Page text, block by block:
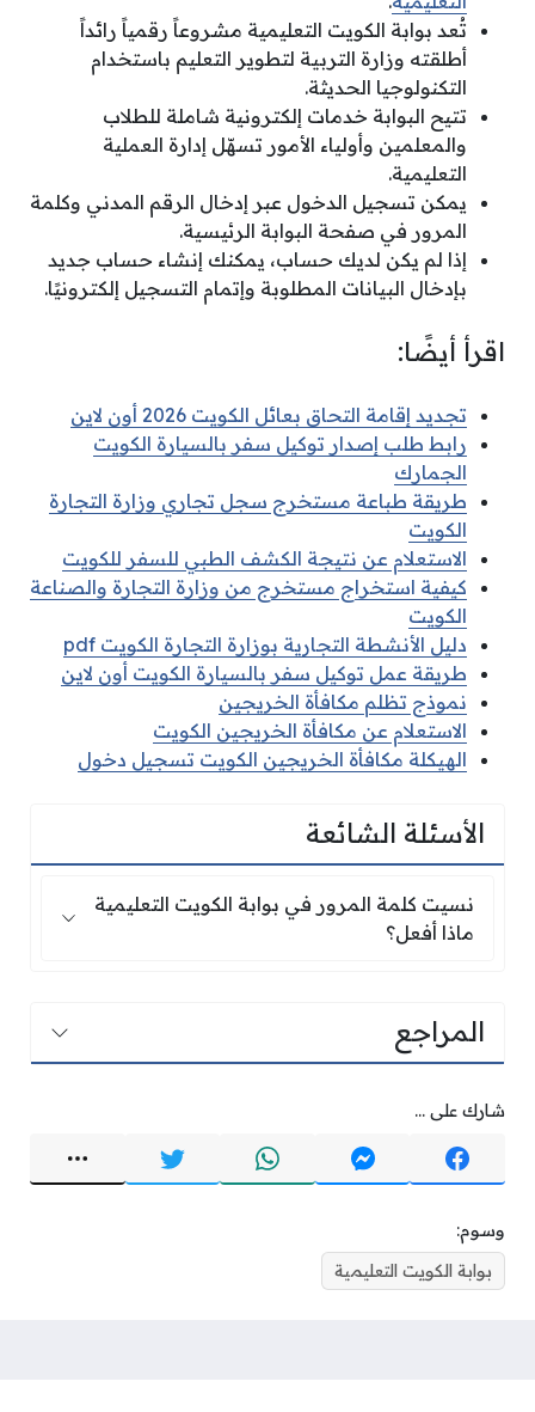
تُعد بوابة الكويت التعليمية مشروعاً رقمياً رائداً
أطلقته وزارة التربية لتطوير التعليم باستخدام
التكنولوجيا الحديثة.
تتيح البوابة خدمات إلكترونية شاملة للطلاب
والمعلمين وأولياء الأمور تسهّل إدارة العملية
التعليمية.
يمكن تسجيل الدخول عبر إدخال الرقم المدني وكلمة
المرور في صفحة البوابة الرئيسية.
إذا لم يكن لديك حساب، يمكنك إنشاء حساب جديد
بإدخال البيانات المطلوبة وإتمام التسجيل إلكترونيًا.
اقرأ أيضًا:
تجديد إقامة التحاق بعائل الكويت 2026 أون لاين
رابط طلب إصدار توكيل سفر بالسيارة الكويت
الجمارك
طريقة طباعة مستخرج سجل تجاري وزارة التجارة
الكويت
الاستعلام عن نتيجة الكشف الطبي للسفر للكويت
كيفية استخراج مستخرج من وزارة التجارة والصناعة
الكويت
دليل الأنشطة التجارية بوزارة التجارة الكويت pdf
طريقة عمل توكيل سفر بالسيارة الكويت أون لاين
نموذج تظلم مكافأة الخريجين
الاستعلام عن مكافأة الخريجين الكويت
الهيكلة مكافأة الخريجين الكويت تسجيل دخول
الأسئلة الشائعة
نسيت كلمة المرور في بوابة الكويت التعليمية
نسيت كلمة المرور في بوابة الكويت التعليمية
ماذا أفعل؟
المراجع
شارك على ...
وسوم:
بوابة الكويت التعليمية